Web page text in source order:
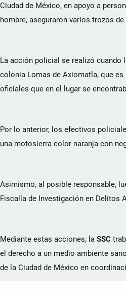
Ciudad de México, en apoyo a
hombre, aseguraron varios trozos
La acción policial se realizó cuando
colonia Lomas de Axiomatla, que
oficiales que en el lugar se
Por lo anterior, los efectivos
una motosierra color naranja con
Asimismo, al posible responsable,
Fiscalía de Investigación en Delitos
Mediante estas acciones, la SSC
el derecho a un medio ambiente
de la Ciudad de México en